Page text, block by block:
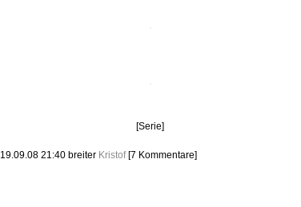
[Serie]
19.09.08 21:40 breiter Kristof [7 Kommentare]